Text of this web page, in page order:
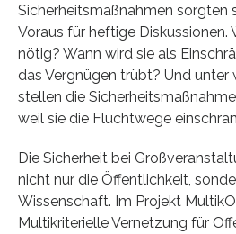
Sicherheitsmaßnahmen sorgten
Voraus für heftige Diskussionen.
nötig? Wann wird sie als
das Vergnügen trübt? Und unter
stellen die
weil sie die Fluchtwege
Die Sicherheit bei
nicht nur die Öffentlichkeit,
Wissenschaft. Im Projekt
Multikriterielle Vernetzung für